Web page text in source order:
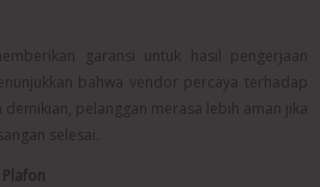
garansi untuk hasil pengerjaan
bahwa vendor percaya terhadap
pelanggan merasa lebih aman jika
selesai.